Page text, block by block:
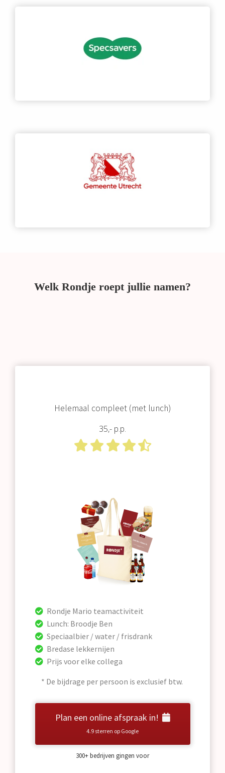
Welk Rondje roept jullie namen?
Helemaal compleet (met lunch)
35,- p.p.
Rondje Mario teamactiviteit
Lunch: Broodje Ben
Speciaalbier / water / frisdrank
Bredase lekkernijen
Prijs voor elke collega
* De bijdrage per persoon is exclusief btw.
Plan een online afspraak in!
4.9 sterren op Google
300+ bedrijven gingen voor